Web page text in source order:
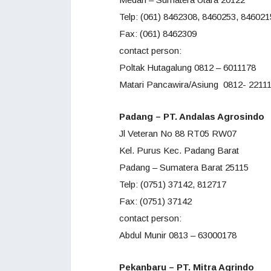
Telp: (061) 8462308, 8460253,
Fax: (061) 8462309
contact person:
Poltak Hutagalung 0812 – 6011178
Matari Pancawira/Asiung 0812-
Padang – PT. Andalas Agrosindo
Jl Veteran No 88 RT05 RW07
Kel. Purus Kec. Padang Barat
Padang – Sumatera Barat 25115
Telp: (0751) 37142, 812717
Fax: (0751) 37142
contact person:
Abdul Munir 0813 – 63000178
Pekanbaru – PT. Mitra Agrindo